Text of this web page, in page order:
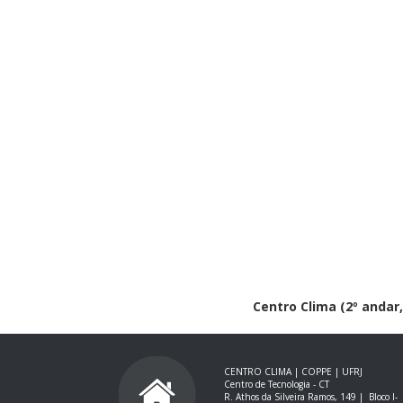
Centro Clima (2º
CENTRO CLIMA | COPPE | UFRJ
Centro de Tecnologia - CT
R. Athos da Silveira Ramos, 149 |
Bloco I-